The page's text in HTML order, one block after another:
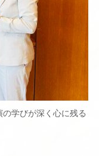
学びが深く心に残る